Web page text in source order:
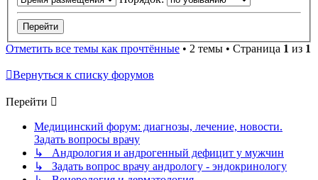
Отметить все темы как прочтённые • 2 темы • Страница 1 из 1
Вернуться к списку форумов
Перейти
Медицинский форум: диагнозы, лечение, новости.
Задать вопросы врачу
↳ Андрология и андрогенный дефицит у мужчин
↳ Задать вопрос врачу андрологу - эндокринологу